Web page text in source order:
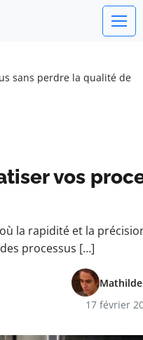
sans perdre la qualité de
vos
la rapidité et la
processus […]
17 février